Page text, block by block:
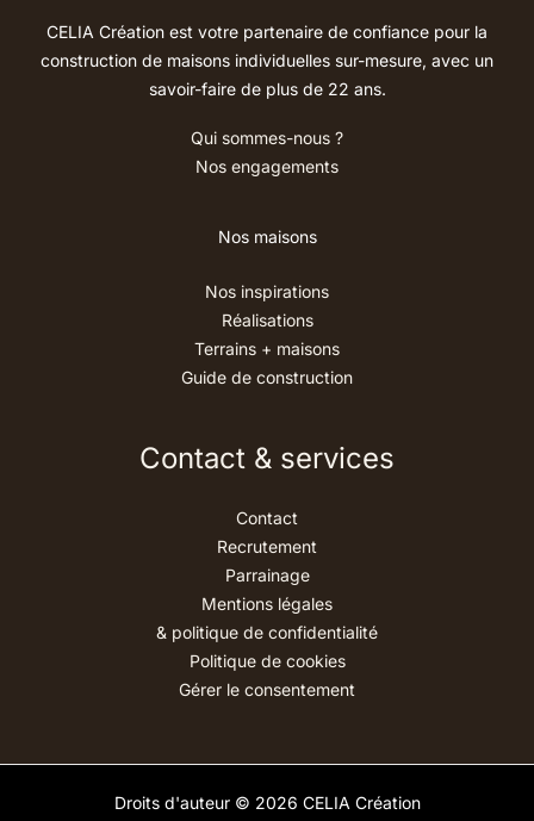
Maison contemporaine à étage avec balcon et garage, conçue sur-
CELIA Création est votre partenaire de confiance pour la
construction de maisons individuelles sur-mesure, avec un
savoir-faire de plus de 22 ans.
Qui sommes-nous ?
Nos engagements
Nos maisons
Nos inspirations
Réalisations
Terrains + maisons
Guide de construction
Contact & services
Contact
Recrutement
Parrainage
Mentions légales
& politique de confidentialité
Politique de cookies
Gérer le consentement
Droits d'auteur © 2026 CELIA Création